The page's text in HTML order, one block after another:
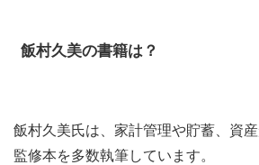
飯村久美の書籍は？
飯村久美氏は、家計管理や貯蓄、資
監修本を多数執筆しています。